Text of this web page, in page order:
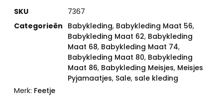
SKU
7367
Categorieën Babykleding, Babykleding Maat 56,
Babykleding Maat 62, Babykleding
Maat 68, Babykleding Maat 74,
Babykleding Maat 80, Babykleding
Maat 86, Babykleding Meisjes, Meisjes
Pyjamaatjes, Sale, sale kleding
Merk: Feetje